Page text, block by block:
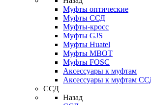
Муфты оптические
Муфты ССД
Муфты-кросс
Муфты GJS
Муфты Huatel
Муфты МВОТ
Муфты FOSC
Аксессуары к муфтам
Аксессуары к муфтам
ССД
Назад